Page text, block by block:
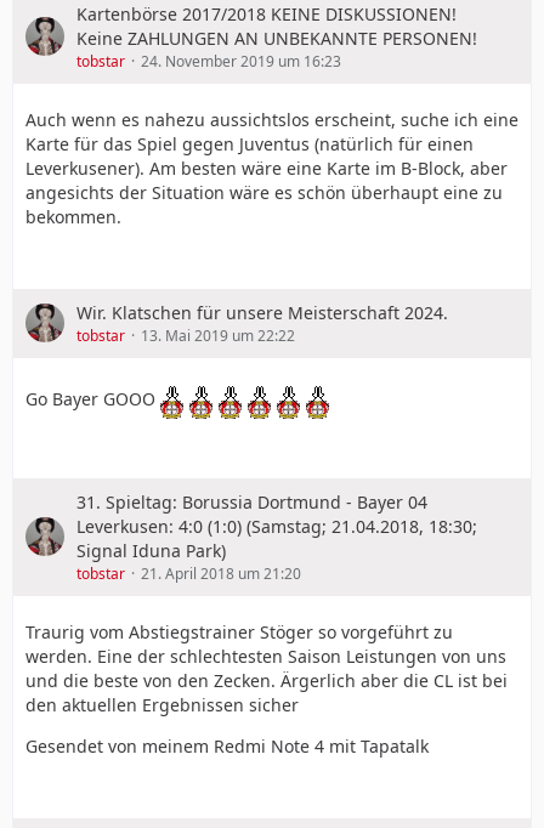
Kartenbörse 2017/2018 KEINE DISKUSSIONEN!
Keine ZAHLUNGEN AN UNBEKANNTE PERSONEN!
tobstar 24. November 2019 um 16:23
Auch wenn es nahezu aussichtslos erscheint, suche ich eine
Karte für das Spiel gegen Juventus (natürlich für einen
Leverkusener). Am besten wäre eine Karte im B-Block, aber
angesichts der Situation wäre es schön überhaupt eine zu
bekommen.
Wir. Klatschen für unsere Meisterschaft 2024.
tobstar 13. Mai 2019 um 22:22
Go Bayer GOOO
31. Spieltag: Borussia Dortmund - Bayer 04
Leverkusen: 4:0 (1:0) (Samstag; 21.04.2018, 18:30;
Signal Iduna Park)
tobstar 21. April 2018 um 21:20
Traurig vom Abstiegstrainer Stöger so vorgeführt zu
werden. Eine der schlechtesten Saison Leistungen von uns
und die beste von den Zecken. Ärgerlich aber die CL ist bei
den aktuellen Ergebnissen sicher
Gesendet von meinem Redmi Note 4 mit Tapatalk